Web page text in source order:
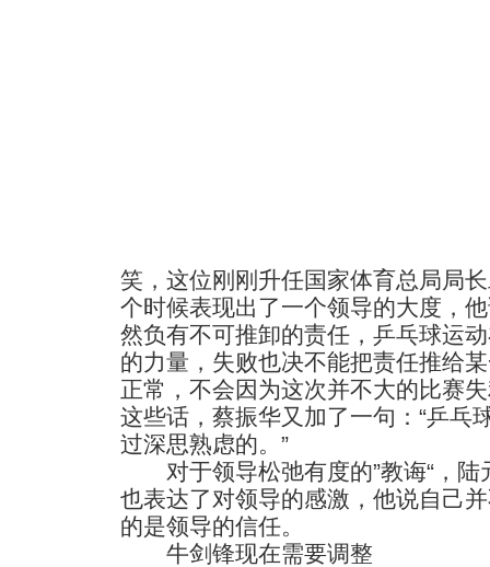
笑，这位刚刚升任国家体育总局局
个时候表现出了一个领导的大度，
然负有不可推卸的责任，乒乓球运
的力量，失败也决不能把责任推给
正常，不会因为这次并不大的比赛
这些话，蔡振华又加了一句：“乒乓
过深思熟虑的。”
对于领导松弛有度的”教诲“，陆
也表达了对领导的感激，他说自己
的是领导的信任。
牛剑锋现在需要调整